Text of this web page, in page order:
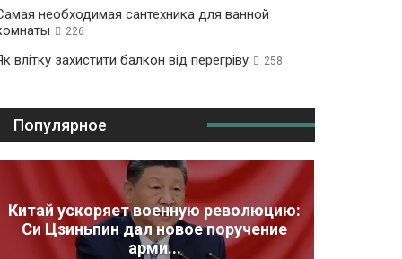
необходимая сантехника для ванной
226
влітку захистити балкон від перегріву 258
Популярное
Китай ускоряет военную революцию:
Си Цзиньпин дал новое поручение
арми...